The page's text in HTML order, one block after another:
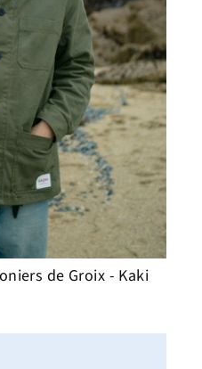
de Groix - Kaki